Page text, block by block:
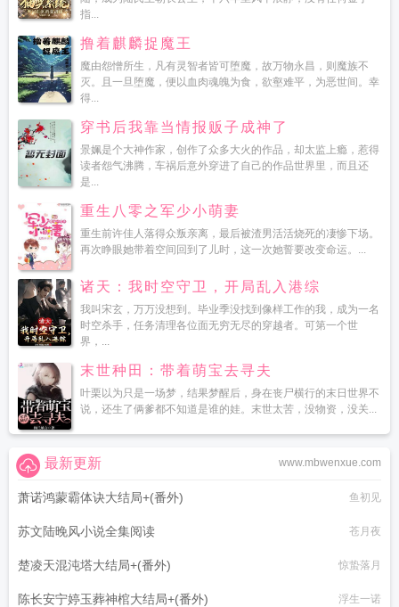
指...
撸着麒麟捉魔王
魔由怨憎所生，凡有灵智者皆可堕魔，故万物永昌，则魔族不
灭。且一旦堕魔，便以血肉魂魄为食，欲壑难平，为恶世间。幸
得...
穿书后我靠当情报贩子成神了
景姵是个大神作家，创作了众多大火的作品，却太监上瘾，惹得
读者怨气沸腾，车祸后意外穿进了自己的作品世界里，而且还
是...
重生八零之军少小萌妻
重生前许佳人落得众叛亲离，最后被渣男活活烧死的凄惨下场。
再次睁眼她带着空间回到了儿时，这一次她誓要改变命运。...
诸天：我时空守卫，开局乱入港综
我叫宋玄，万万没想到。毕业季没找到像样工作的我，成为一名
时空杀手，任务清理各位面无穷无尽的穿越者。可第一个世
界，...
末世种田：带着萌宝去寻夫
叶栗以为只是一场梦，结果梦醒后，身在丧尸横行的末日世界不
说，还生了俩爹都不知道是谁的娃。末世太苦，没物资，没关...
www.mbwenxue.com
最新更新
萧诺鸿蒙霸体诀大结局+(番外) 鱼初见
苏文陆晚风小说全集阅读 苍月夜
楚凌天混沌塔大结局+(番外) 惊蛰落月
陈长安宁婷玉葬神棺大结局+(番外) 浮生一诺